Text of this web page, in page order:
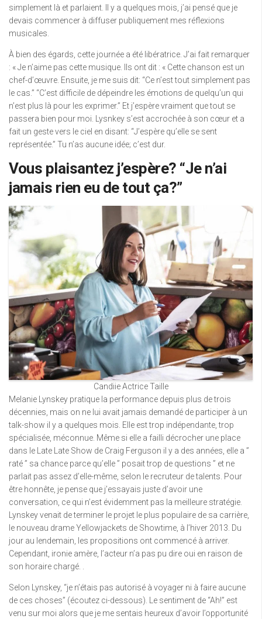
simplement là et parlaient. Il y a quelques mois, j’ai pensé que je
devais commencer à diffuser publiquement mes réflexions
musicales.
À bien des égards, cette journée a été libératrice. J’ai fait remarquer
: « Je n’aime pas cette musique. Ils ont dit : « Cette chanson est un
chef-d’œuvre. Ensuite, je me suis dit: “Ce n’est tout simplement pas
le cas.” “C’est difficile de dépeindre les émotions de quelqu’un qui
n’est plus là pour les exprimer.” Et j’espère vraiment que tout se
passera bien pour moi. Lysnkey s’est accrochée à son cœur et a
fait un geste vers le ciel en disant: “J’espère qu’elle se sent
représentée.” Tu n’as aucune idée; c’est dur.
Vous plaisantez j’espère? “Je n’ai
jamais rien eu de tout ça?”
Candiie Actrice Taille
Melanie Lynskey pratique la performance depuis plus de trois
décennies, mais on ne lui avait jamais demandé de participer à un
talk-show il y a quelques mois. Elle est trop indépendante, trop
spécialisée, méconnue. Même si elle a failli décrocher une place
dans le Late Late Show de Craig Ferguson il y a des années, elle a ”
raté ” sa chance parce qu’elle ” posait trop de questions ” et ne
parlait pas assez d’elle-même, selon le recruteur de talents. Pour
être honnête, je pense que j’essayais juste d’avoir une
conversation, ce qui n’est évidemment pas la meilleure stratégie.
Lynskey venait de terminer le projet le plus populaire de sa carrière,
le nouveau drame Yellowjackets de Showtime, à l’hiver 2013. Du
jour au lendemain, les propositions ont commencé à arriver.
Cependant, ironie amère, l’acteur n’a pas pu dire oui en raison de
son horaire chargé. .
Selon Lynskey, “je n’étais pas autorisé à voyager ni à faire aucune
de ces choses” (écoutez ci-dessous). Le sentiment de “Ah!” est
venu sur moi alors que je me sentais heureux d’avoir l’opportunité